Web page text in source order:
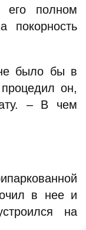
его полном
покорность
было бы в
он,
– В чем
в нее и
на